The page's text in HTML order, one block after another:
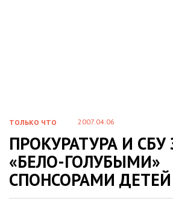
ТОЛЬКО ЧТО 2007.04.06
ПРОКУРАТУРА И
«БЕЛО-ГОЛУБЫМИ»
СПОНСОРАМИ ДЕТЕЙ